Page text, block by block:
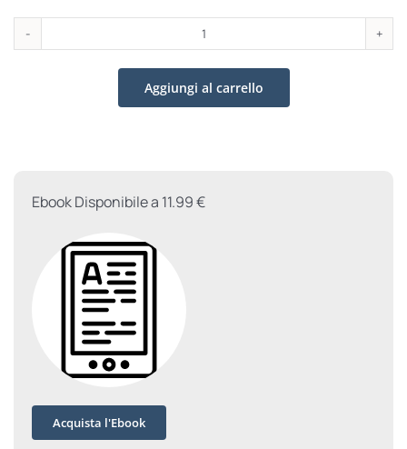
Giustizia
Riparativa
quantità
Aggiungi al carrello
Ebook Disponibile a 11.99 €
Acquista l'Ebook